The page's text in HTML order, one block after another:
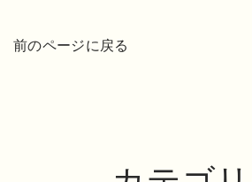
前のページに戻る